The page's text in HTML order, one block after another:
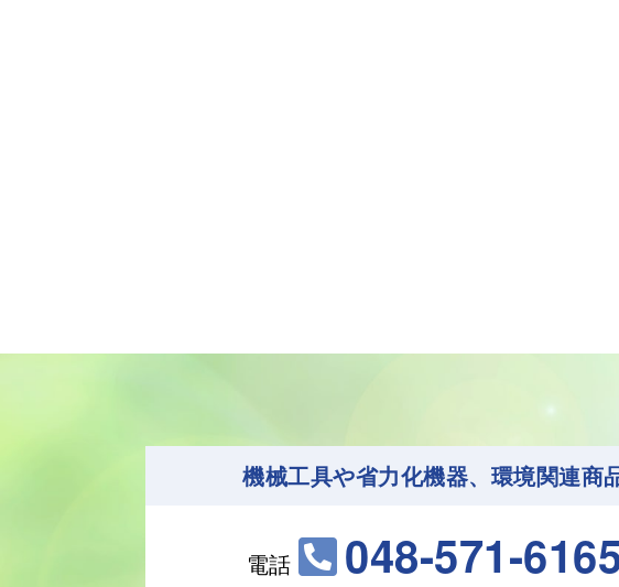
機械工具や省力化機器、環境関連商
電話 048-571-